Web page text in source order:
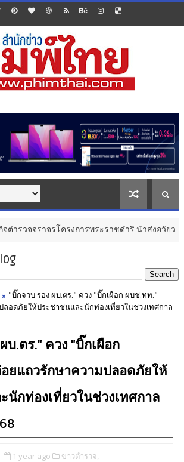
ารพระราชดำริ นำส่งอวัยวะหัวใจ ดวงที่ 184 สำเ
"บิ๊กจวบ รอง ผบ.ตร." ควง "บิ๊กเผือก ผบช.ทท."
อดภัยให้ประชาชนและนักท่องเที่ยวในช่วงเทศกาล
บ.ตร." ควง "บิ๊กเผือก
ยแถวรักษาความปลอดภัยให้
นักท่องเที่ยวในช่วงเทศกาล
1 year ago ข่าวตำรวจ,